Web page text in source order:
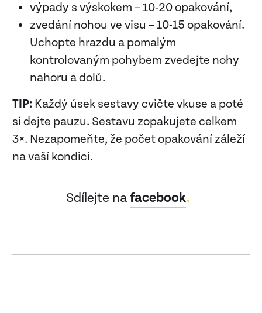
výpady s výskokem – 10-20 opakování,
zvedání nohou ve visu – 10-15 opakování.
Uchopte hrazdu a pomalým
kontrolovaným pohybem zvedejte nohy
nahoru a dolů.
TIP: Každý úsek sestavy cvičte vkuse a poté
si dejte pauzu. Sestavu zopakujete celkem
3×. Nezapomeňte, že počet opakování záleží
na vaší kondici.
Sdílejte nafacebook